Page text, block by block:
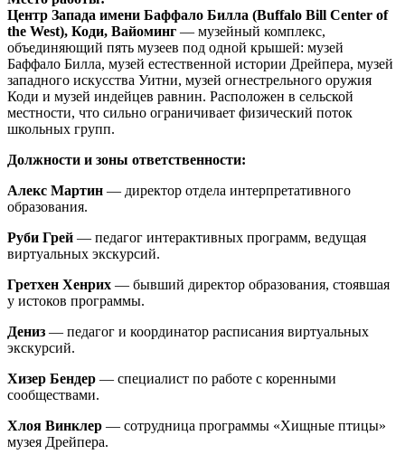
Центр Запада имени Баффало Билла (Buffalo Bill Center of
the West), Коди, Вайоминг — музейный комплекс,
объединяющий пять музеев под одной крышей: музей
Баффало Билла, музей естественной истории Дрейпера, музей
западного искусства Уитни, музей огнестрельного оружия
Коди и музей индейцев равнин. Расположен в сельской
местности, что сильно ограничивает физический поток
школьных групп.
Должности и зоны ответственности:
Алекс Мартин — директор отдела интерпретативного
образования.
Руби Грей — педагог интерактивных программ, ведущая
виртуальных экскурсий.
Гретхен Хенрих — бывший директор образования, стоявшая
у истоков программы.
Дениз — педагог и координатор расписания виртуальных
экскурсий.
Хизер Бендер — специалист по работе с коренными
сообществами.
Хлоя Винклер — сотрудница программы «Хищные птицы»
музея Дрейпера.